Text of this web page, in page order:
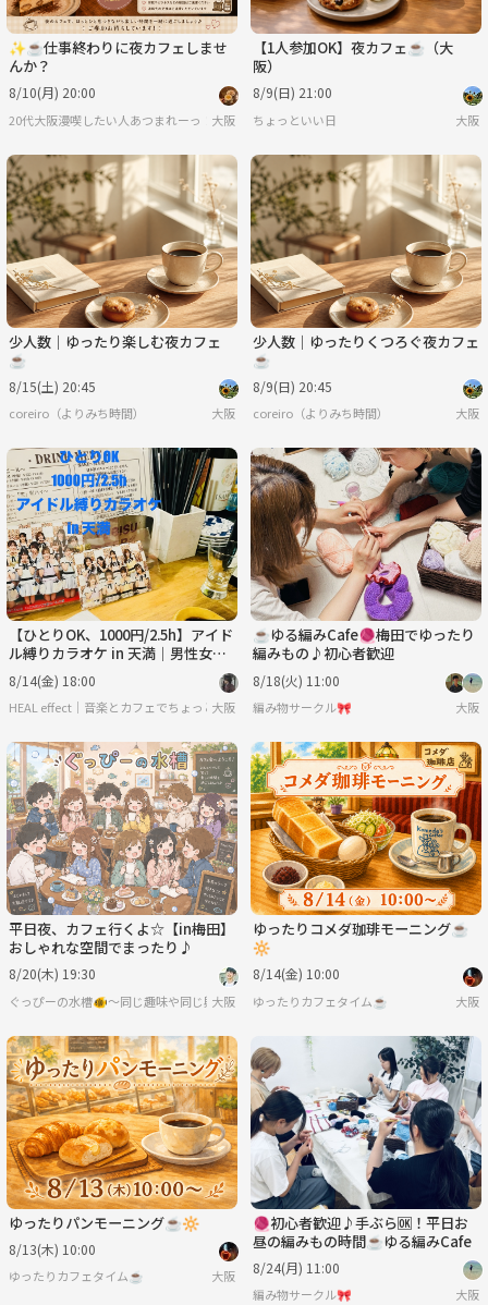
✨☕仕事終わりに夜カフェしませ
んか？
8/10(月) 20:00
20代大阪漫喫したい人あつまれーっ！！🥳
大阪
【1人参加OK】夜カフェ☕（大
阪）
8/9(日) 21:00
ちょっといい日 大阪
少人数｜ゆったり楽しむ夜カフェ
☕️
8/15(土) 20:45
coreiro（よりみち時間） 大阪
少人数｜ゆったりくつろぐ夜カフェ
☕️
8/9(日) 20:45
coreiro（よりみち時間） 大阪
【ひとりOK、1000円/2.5h】アイド
ル縛りカラオケ in 天満｜男性女性
アイドル問わず
8/14(金) 18:00
HEAL effect｜音楽とカフェでちょっと楽になる会
大阪
☕️ゆる編みCafe🧶梅田でゆったり
編みもの♪初心者歓迎
8/18(火) 11:00
編み物サークル🎀 大阪
平日夜、カフェ行くよ☆【in梅田】
おしゃれな空間でまったり♪
8/20(木) 19:30
ぐっぴーの水槽🐠〜同じ趣味や同じ興味で繋がろう〜
大阪
ゆったりコメダ珈琲モーニング☕️‪
8/14(金) 10:00
ゆったりカフェタイム☕ 大阪
8/13(木) 10:00
ゆったりカフェタイム☕ 大阪
🧶初心者歓迎♪手ぶら🆗！平日お
昼の編みもの時間☕️ゆる編みCafe
8/24(月) 11:00
編み物サークル🎀 大阪